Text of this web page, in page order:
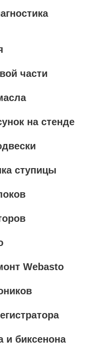
части
на стенде
ступицы
Webasto
и биксенона